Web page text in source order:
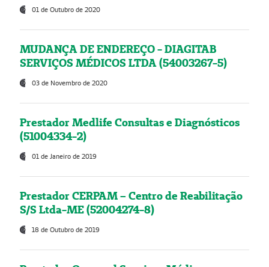
01 de Outubro de 2020
MUDANÇA DE ENDEREÇO - DIAGITAB
SERVIÇOS MÉDICOS LTDA (54003267-5)
03 de Novembro de 2020
Prestador Medlife Consultas e Diagnósticos
(51004334-2)
01 de Janeiro de 2019
Prestador CERPAM – Centro de Reabilitação
S/S Ltda-ME (52004274-8)
18 de Outubro de 2019